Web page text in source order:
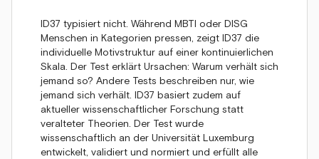
ID37 typisiert nicht. Während MBTI oder DISG
Menschen in Kategorien pressen, zeigt ID37 die
individuelle Motivstruktur auf einer kontinuierlichen
Skala. Der Test erklärt Ursachen: Warum verhält sich
jemand so? Andere Tests beschreiben nur, wie
jemand sich verhält. ID37 basiert zudem auf
aktueller wissenschaftlicher Forschung statt
veralteter Theorien. Der Test wurde
wissenschaftlich an der Universität Luxemburg
entwickelt, validiert und normiert und erfüllt alle